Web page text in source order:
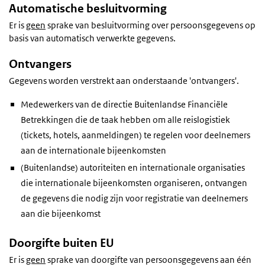
Automatische besluitvorming
Er isgeen sprake van besluitvorming over persoonsgegevens op
basis van automatisch verwerkte gegevens.
Ontvangers
Gegevens worden verstrekt aan onderstaande 'ontvangers'.
Medewerkers van de directie Buitenlandse Financiële
Betrekkingen die de taak hebben om alle reislogistiek
(tickets, hotels, aanmeldingen) te regelen voor deelnemers
aan de internationale bijeenkomsten
(Buitenlandse) autoriteiten en internationale organisaties
die internationale bijeenkomsten organiseren, ontvangen
de gegevens die nodig zijn voor registratie van deelnemers
aan die bijeenkomst
Doorgifte buiten EU
Er isgeen sprake van doorgifte van persoonsgegevens aan één